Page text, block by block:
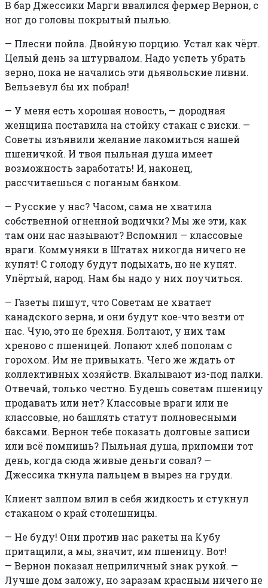
В бар Джессики Марги ввалился фермер Вернон, с
ног до головы покрытый пылью.
— Плесни пойла. Двойную порцию. Устал как чёрт.
Целый день за штурвалом. Надо успеть убрать
зерно, пока не начались эти дьявольские ливни.
Вельзевул бы их побрал!
— У меня есть хорошая новость, — дородная
женщина поставила на стойку стакан с виски. —
Советы изъявили желание лакомиться нашей
пшеничкой. И твоя пыльная душа имеет
возможность заработать! И, наконец,
рассчитаешься с поганым банком.
— Русские у нас? Часом, сама не хватила
собственной огненной водички? Мы же эти, как
там они нас называют? Вспомнил — классовые
враги. Коммуняки в Штатах никогда ничего не
купят! С голоду будут подыхать, но не купят.
Упёртый, народ. Нам бы надо у них поучиться.
— Газеты пишут, что Советам не хватает
канадского зерна, и они будут кое-что везти от
нас. Чую, это не брехня. Болтают, у них там
хреново с пшеницей. Лопают хлеб пополам с
горохом. Им не привыкать. Чего же ждать от
коллективных хозяйств. Вкалывают из-под палки.
Отвечай, только честно. Будешь советам пшеницу
продавать или нет? Классовые враги или не
классовые, но башлять статут полновесными
баксами. Вернон тебе показать долговые записи
или всё помнишь? Пыльная душа, припомни тот
день, когда сюда живые деньги совал? —
Джессика ткнула пальцем в вырез на груди.
Клиент залпом влил в себя жидкость и стукнул
стаканом о край столешницы.
— Не буду! Они против нас ракеты на Кубу
притащили, а мы, значит, им пшеницу. Вот!
— Вернон показал неприличный знак рукой. —
Лучше дом заложу, но заразам красным ничего не